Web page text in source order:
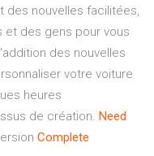
des nouvelles facilitées,
et des gens pour vous
des nouvelles
votre voiture
heures
de création. Need
Complete